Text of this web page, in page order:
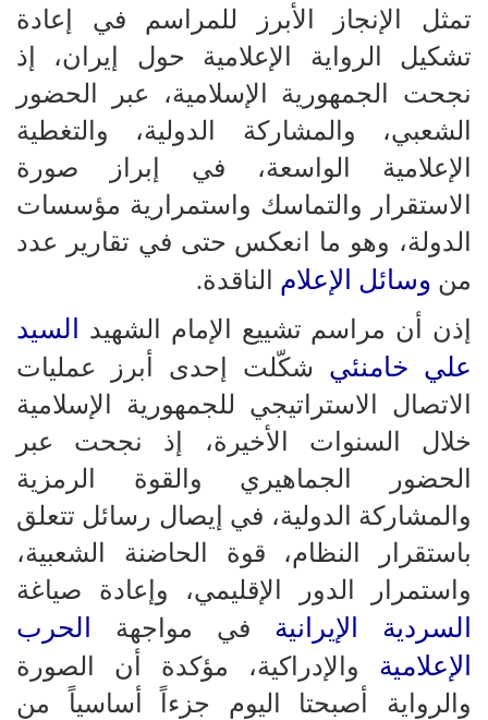
تمثل الإنجاز الأبرز للمراسم في إعادة
تشكيل الرواية الإعلامية حول إيران، إذ
نجحت الجمهورية الإسلامية، عبر الحضور
الشعبي، والمشاركة الدولية، والتغطية
الإعلامية الواسعة، في إبراز صورة
الاستقرار والتماسك واستمرارية مؤسسات
الدولة، وهو ما انعكس حتى في تقارير عدد
من وسائل الإعلام الناقدة.
إذن أن مراسم تشييع الإمام الشهيد السيد
علي خامنئي شكّلت إحدى أبرز عمليات
الاتصال الاستراتيجي للجمهورية الإسلامية
خلال السنوات الأخيرة، إذ نجحت عبر
الحضور الجماهيري والقوة الرمزية
والمشاركة الدولية، في إيصال رسائل تتعلق
باستقرار النظام، قوة الحاضنة الشعبية،
واستمرار الدور الإقليمي، وإعادة صياغة
السردية الإيرانية في مواجهة
الحرب
الإعلامية والإدراكية، مؤكدة أن الصورة
والرواية أصبحتا اليوم جزءاً أساسياً من